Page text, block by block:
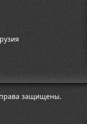
защищены.